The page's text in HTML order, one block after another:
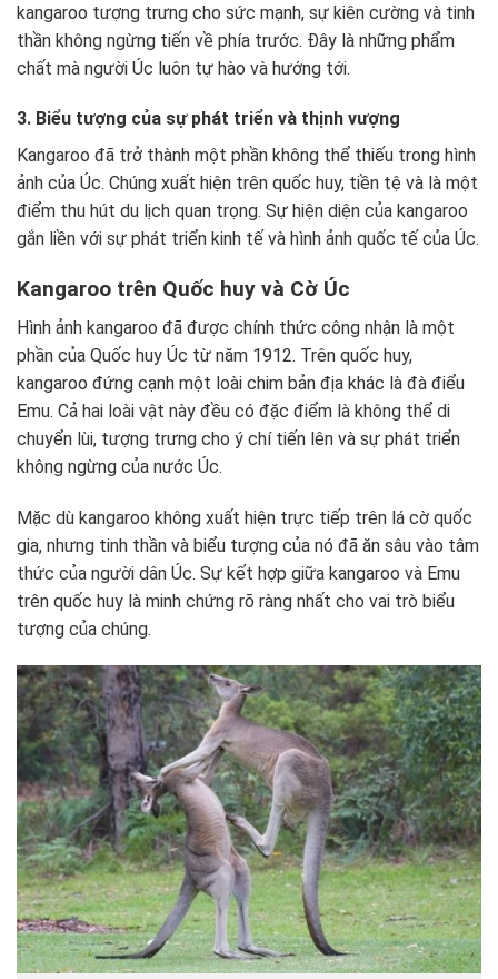
kangaroo tượng trưng cho sức mạnh, sự kiên cường và tinh
thần không ngừng tiến về phía trước. Đây là những phẩm
chất mà người Úc luôn tự hào và hướng tới.
3. Biểu tượng của sự phát triển và thịnh vượng
Kangaroo đã trở thành một phần không thể thiếu trong hình
ảnh của Úc. Chúng xuất hiện trên quốc huy, tiền tệ và là một
điểm thu hút du lịch quan trọng. Sự hiện diện của kangaroo
gắn liền với sự phát triển kinh tế và hình ảnh quốc tế của Úc.
Kangaroo trên Quốc huy và Cờ Úc
Hình ảnh kangaroo đã được chính thức công nhận là một
phần của Quốc huy Úc từ năm 1912. Trên quốc huy,
kangaroo đứng cạnh một loài chim bản địa khác là đà điểu
Emu. Cả hai loài vật này đều có đặc điểm là không thể di
chuyển lùi, tượng trưng cho ý chí tiến lên và sự phát triển
không ngừng của nước Úc.
Mặc dù kangaroo không xuất hiện trực tiếp trên lá cờ quốc
gia, nhưng tinh thần và biểu tượng của nó đã ăn sâu vào tâm
thức của người dân Úc. Sự kết hợp giữa kangaroo và Emu
trên quốc huy là minh chứng rõ ràng nhất cho vai trò biểu
tượng của chúng.